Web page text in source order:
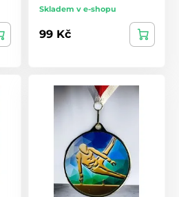
Skladem v e-shopu
99 Kč